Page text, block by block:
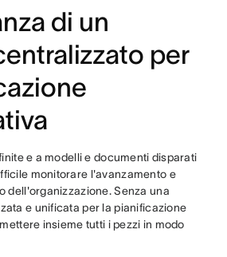
di un
per
e a modelli e documenti disparati
monitorare l'avanzamento e
dell'organizzazione. Senza una
e unificata per la pianificazione
insieme tutti i pezzi in modo